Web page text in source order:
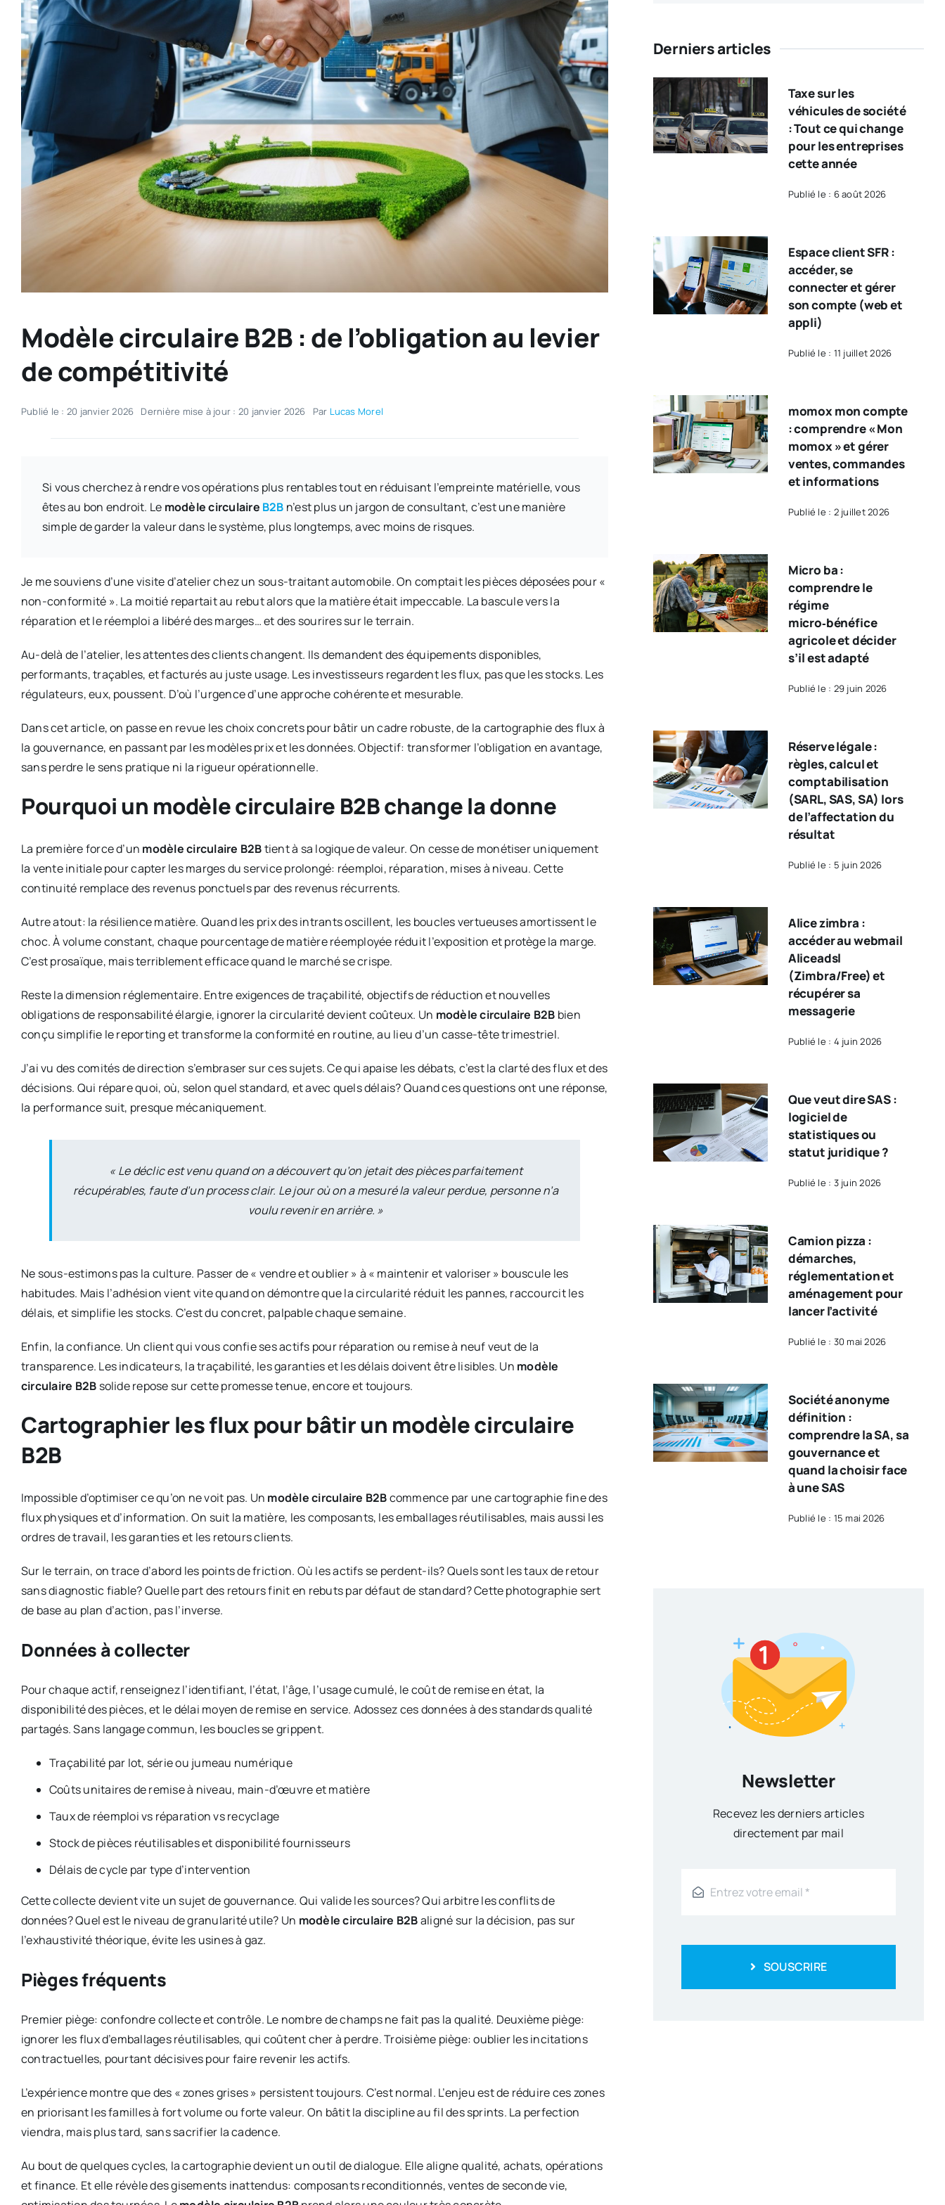
Modèle circulaire B2B : de l’obligation au levier
de compétitivité
Publié le : 20 janvier 2026 Dernière mise à jour : 20 janvier 2026 Par Lucas Morel
Si vous cherchez à rendre vos opérations plus rentables tout en réduisant l’empreinte matérielle, vous
êtes au bon endroit. Le modèle circulaire B2B n’est plus un jargon de consultant, c’est une manière
simple de garder la valeur dans le système, plus longtemps, avec moins de risques.
Je me souviens d’une visite d’atelier chez un sous-traitant automobile. On comptait les pièces déposées pour «
non-conformité ». La moitié repartait au rebut alors que la matière était impeccable. La bascule vers la
réparation et le réemploi a libéré des marges… et des sourires sur le terrain.
Au-delà de l’atelier, les attentes des clients changent. Ils demandent des équipements disponibles,
performants, traçables, et facturés au juste usage. Les investisseurs regardent les flux, pas que les stocks. Les
régulateurs, eux, poussent. D’où l’urgence d’une approche cohérente et mesurable.
Dans cet article, on passe en revue les choix concrets pour bâtir un cadre robuste, de la cartographie des flux à
la gouvernance, en passant par les modèles prix et les données. Objectif: transformer l’obligation en avantage,
sans perdre le sens pratique ni la rigueur opérationnelle.
Pourquoi un modèle circulaire B2B change la donne
La première force d’un modèle circulaire B2Btient à sa logique de valeur. On cesse de monétiser uniquement
la vente initiale pour capter les marges du service prolongé: réemploi, réparation, mises à niveau. Cette
continuité remplace des revenus ponctuels par des revenus récurrents.
Autre atout: la résilience matière. Quand les prix des intrants oscillent, les boucles vertueuses amortissent le
choc. À volume constant, chaque pourcentage de matière réemployée réduit l’exposition et protège la marge.
C’est prosaïque, mais terriblement efficace quand le marché se crispe.
Reste la dimension réglementaire. Entre exigences de traçabilité, objectifs de réduction et nouvelles
obligations de responsabilité élargie, ignorer la circularité devient coûteux. Un modèle circulaire B2B bien
conçu simplifie le reporting et transforme la conformité en routine, au lieu d’un casse-tête trimestriel.
J’ai vu des comités de direction s’embraser sur ces sujets. Ce qui apaise les débats, c’est la clarté des flux et des
décisions. Qui répare quoi, où, selon quel standard, et avec quels délais? Quand ces questions ont une réponse,
la performance suit, presque mécaniquement.
« Le déclic est venu quand on a découvert qu’on jetait des pièces parfaitement
récupérables, faute d’un process clair. Le jour où on a mesuré la valeur perdue, personne n’a
voulu revenir en arrière. »
Ne sous-estimons pas la culture. Passer de « vendre et oublier » à « maintenir et valoriser » bouscule les
habitudes. Mais l’adhésion vient vite quand on démontre que la circularité réduit les pannes, raccourcit les
délais, et simplifie les stocks. C’est du concret, palpable chaque semaine.
Enfin, la confiance. Un client qui vous confie ses actifs pour réparation ou remise à neuf veut de la
transparence. Les indicateurs, la traçabilité, les garanties et les délais doivent être lisibles. Un modèle
circulaire B2B solide repose sur cette promesse tenue, encore et toujours.
Cartographier les flux pour bâtir un modèle circulaire
B2B
Impossible d’optimiser ce qu’on ne voit pas. Un modèle circulaire B2Bcommence par une cartographie fine des
flux physiques et d’information. On suit la matière, les composants, les emballages réutilisables, mais aussi les
ordres de travail, les garanties et les retours clients.
Sur le terrain, on trace d’abord les points de friction. Où les actifs se perdent-ils? Quels sont les taux de retour
sans diagnostic fiable? Quelle part des retours finit en rebuts par défaut de standard? Cette photographie sert
de base au plan d’action, pas l’inverse.
Données à collecter
Pour chaque actif, renseignez l’identifiant, l’état, l’âge, l’usage cumulé, le coût de remise en état, la
disponibilité des pièces, et le délai moyen de remise en service. Adossez ces données à des standards qualité
partagés. Sans langage commun, les boucles se grippent.
Traçabilité par lot, série ou jumeau numérique
Coûts unitaires de remise à niveau, main-d’œuvre et matière
Taux de réemploi vs réparation vs recyclage
Stock de pièces réutilisables et disponibilité fournisseurs
Délais de cycle par type d’intervention
Cette collecte devient vite un sujet de gouvernance. Qui valide les sources? Qui arbitre les conflits de
données? Quel est le niveau de granularité utile? Un modèle circulaire B2Baligné sur la décision, pas sur
l’exhaustivité théorique, évite les usines à gaz.
Pièges fréquents
Premier piège: confondre collecte et contrôle. Le nombre de champs ne fait pas la qualité. Deuxième piège:
ignorer les flux d’emballages réutilisables, qui coûtent cher à perdre. Troisième piège: oublier les incitations
contractuelles, pourtant décisives pour faire revenir les actifs.
L’expérience montre que des « zones grises » persistent toujours. C’est normal. L’enjeu est de réduire ces zones
en priorisant les familles à fort volume ou forte valeur. On bâtit la discipline au fil des sprints. La perfection
viendra, mais plus tard, sans sacrifier la cadence.
Au bout de quelques cycles, la cartographie devient un outil de dialogue. Elle aligne qualité, achats, opérations
et finance. Et elle révèle des gisements inattendus: composants reconditionnés, ventes de seconde vie,
Derniers articles
Taxe sur les
véhicules de société
: Tout ce qui change
pour les entreprises
cette année
Publié le : 6 août 2026
Espace client SFR :
accéder, se
connecter et gérer
son compte (web et
appli)
Publié le : 11 juillet 2026
momox mon compte
: comprendre « Mon
momox » et gérer
ventes, commandes
et informations
Publié le : 2 juillet 2026
Micro ba :
comprendre le
régime
micro‑bénéfice
agricole et décider
s’il est adapté
Publié le : 29 juin 2026
Réserve légale :
règles, calcul et
comptabilisation
(SARL, SAS, SA) lors
de l’affectation du
résultat
Publié le : 5 juin 2026
Alice zimbra :
accéder au webmail
Aliceadsl
(Zimbra/Free) et
récupérer sa
messagerie
Publié le : 4 juin 2026
Que veut dire SAS :
logiciel de
statistiques ou
statut juridique ?
Publié le : 3 juin 2026
Camion pizza :
démarches,
réglementation et
aménagement pour
lancer l’activité
Publié le : 30 mai 2026
Société anonyme
définition :
comprendre la SA, sa
gouvernance et
quand la choisir face
à une SAS
Publié le : 15 mai 2026
Newsletter
Recevez les derniers articles
directement par mail
SOUSCRIRE